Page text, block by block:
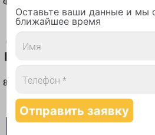
866 руб./шт
866 руб./шт
Оставьте ваши данные и мы
ближайшее время